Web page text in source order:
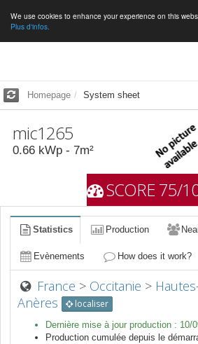
We use cookies to enhance your experience on this
Plus d'infos.
Homepage System sheet
mic1265
0.66 kWp - 7m²
SCORE 75/
Statistics Production
Evènements How does it work?
France > Occitanie >
Anères
localiser
Dernière mise à jour production : 10/
Production cumulée depuis le